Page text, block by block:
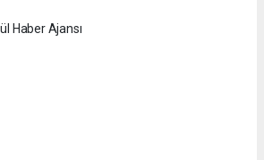
Haber Ajansı